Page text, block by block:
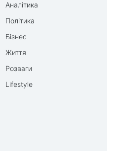
Аналітика
Політика
Бізнес
Життя
Розваги
Lifestyle